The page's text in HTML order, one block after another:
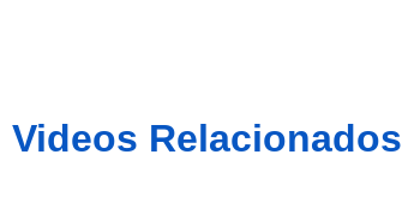
Videos Relacionados